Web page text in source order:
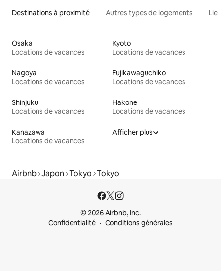
Destinations à proximité Autres types de logements
Osaka
Locations de vacances
Kyoto
Locations de vacances
Nagoya
Locations de vacances
Fujikawaguchiko
Locations de vacances
Shinjuku
Locations de vacances
Hakone
Locations de vacances
Kanazawa
Locations de vacances
Afficher plus
Airbnb Japon Tokyo Tokyo
© 2026 Airbnb, Inc.
Confidentialité
Conditions générales